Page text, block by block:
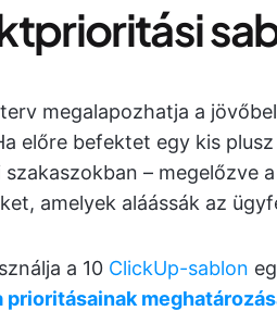
terv megalapozhatja a
előre befektet egy kis
– megelőzve
amelyek aláássák az
a 10 ClickUp-sablon
prioritásainak